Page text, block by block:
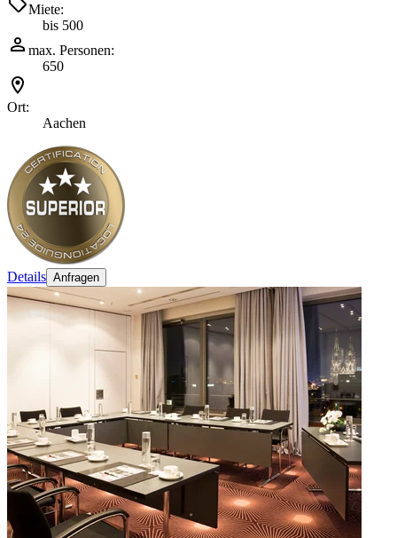
Miete:
bis 500
max. Personen:
650
Ort:
Aachen
Details Anfragen